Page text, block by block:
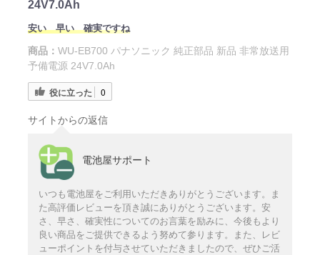
24V7.0Ah
安い 早い 確実ですね
商品： WU-EB700 パナソニック 純正部品 新品 非常放送用
予備電源 24V7.0Ah
役に立った 0
サイトからの返信
電池屋サポート
いつも電池屋をご利用いただきありがとうございます。ま
た高評価レビューを頂き誠にありがとうございます。安
さ、早さ、確実性についてのお言葉を励みに、今後もより
良い商品をご提供できるよう努めて参ります。また、レビ
ューポイントを付与させていただきましたので、ぜひご活